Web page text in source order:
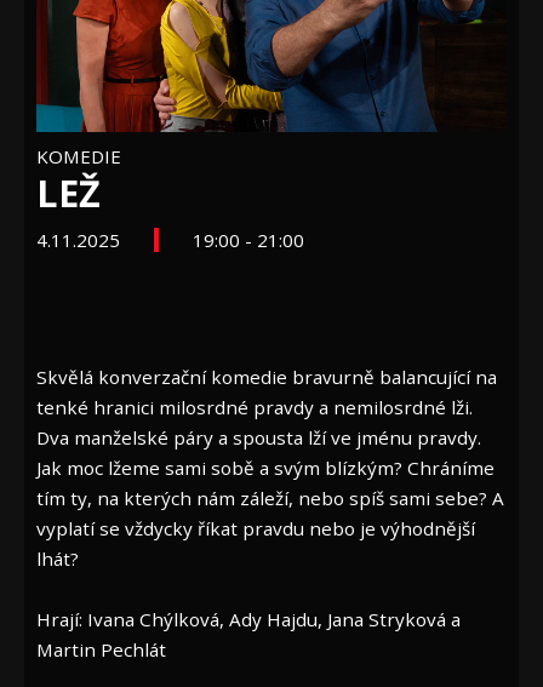
KOMEDIE
LEŽ
4.11.2025 19:00 - 21:00
Skvělá konverzační komedie bravurně balancující na
tenké hranici milosrdné pravdy a nemilosrdné lži.
Dva manželské páry a spousta lží ve jménu pravdy.
Jak moc lžeme sami sobě a svým blízkým? Chráníme
tím ty, na kterých nám záleží, nebo spíš sami sebe? A
vyplatí se vždycky říkat pravdu nebo je výhodnější
lhát?
Hrají: Ivana Chýlková, Ady Hajdu, Jana Stryková a
Martin Pechlát